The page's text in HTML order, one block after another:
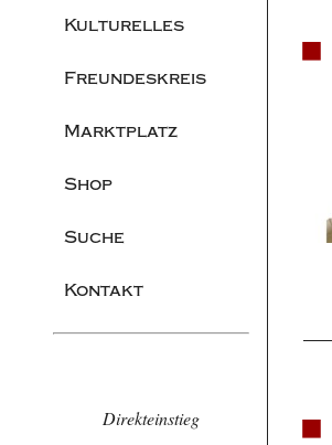
Kulturelles
Freundeskreis
Marktplatz
Shop
Suche
Kontakt
Direkteinstieg